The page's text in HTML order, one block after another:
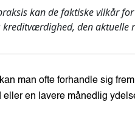
kan de faktiske vilkår
den aktuelle
man ofte forhandle sig
en lavere månedlig